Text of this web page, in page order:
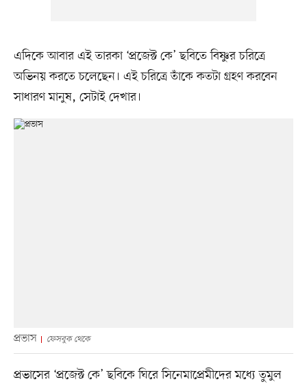
এদিকে আবার এই তারকা ‘প্রজেক্ট কে’ ছবিতে বিষ্ণুর চরিত্রে
অভিনয় করতে চলেছেন। এই চরিত্রে তাঁকে কতটা গ্রহণ করবেন
সাধারণ মানুষ, সেটাই দেখার।
প্রভাস ফেসবুক থেকে
প্রভাসের ‘প্রজেক্ট কে’ ছবিকে ঘিরে সিনেমাপ্রেমীদের মধ্যে তুমুল